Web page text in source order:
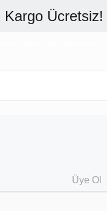
Kargo Ücretsiz!
Üye Ol